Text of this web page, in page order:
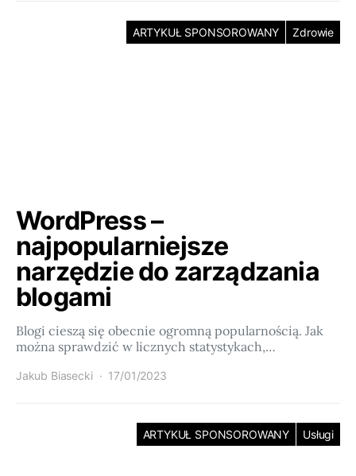
ARTYKUŁ SPONSOROWANY Zdrowie
WordPress –
najpopularniejsze
narzędzie do zarządzania
blogami
Blogi cieszą się obecnie ogromną popularnością. Jak
można sprawdzić w licznych statystykach,…
Jakub Biasecki 17/01/2023
ARTYKUŁ SPONSOROWANY Usługi